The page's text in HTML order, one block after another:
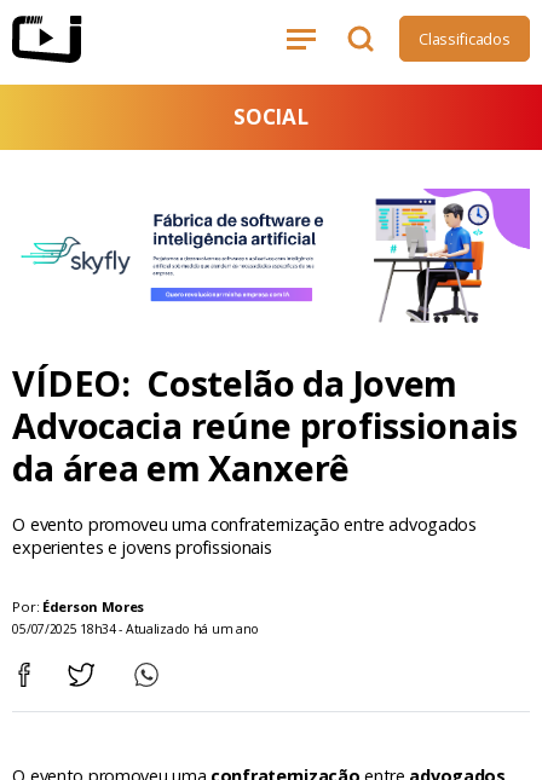
Classificados
SOCIAL
VÍDEO: Costelão da Jovem
Advocacia reúne profissionais
da área em Xanxerê
O evento promoveu uma confraternização entre advogados
experientes e jovens profissionais
Por: Éderson Mores
05/07/2025 18h34 - Atualizado há um ano